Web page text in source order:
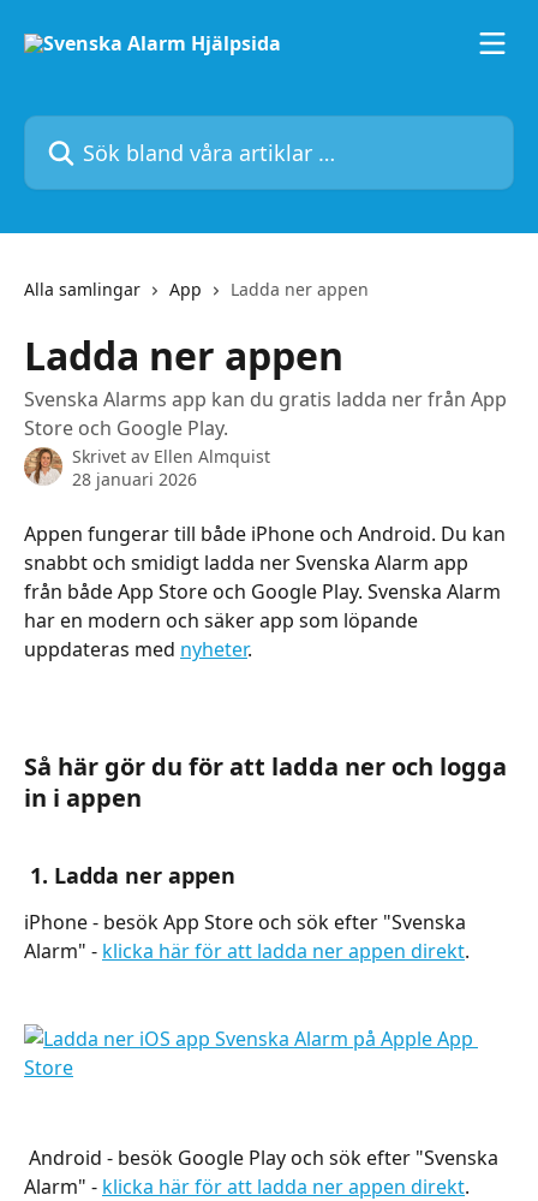
Sök bland våra artiklar …
Alla samlingar App Ladda ner appen
Ladda ner appen
Svenska Alarms app kan du gratis ladda ner från App
Store och Google Play.
Skrivet av Ellen Almquist
28 januari 2026
Appen fungerar till både iPhone och Android. Du kan
snabbt och smidigt ladda ner Svenska Alarm app
från både App Store och Google Play. Svenska Alarm
har en modern och säker app som löpande
uppdateras med nyheter.
Så här gör du för att ladda ner och logga
in i appen
1. Ladda ner appen
iPhone - besök App Store och sök efter "Svenska
Alarm" - klicka här för att ladda ner appen direkt.
Android - besök Google Play och sök efter "Svenska
Alarm" - klicka här för att ladda ner appen direkt.